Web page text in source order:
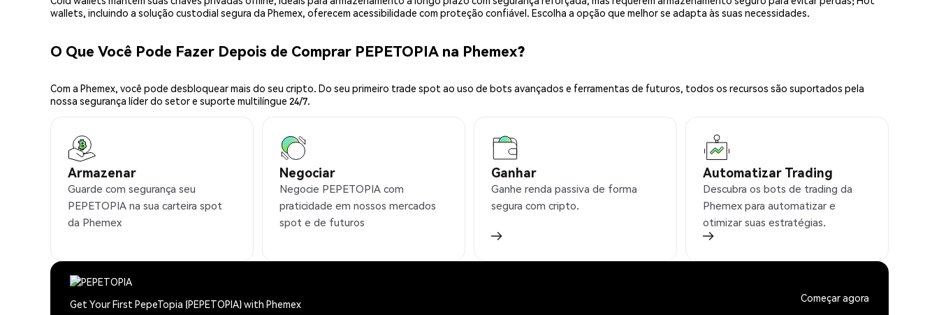
wallets, incluindo a solução custodial segura da Phemex, oferecem acessibilidade com proteção confiável. Escolha a opção que melhor se adapta às suas necessidades.
O Que Você Pode Fazer Depois de Comprar PEPETOPIA na Phemex?
Com a Phemex, você pode desbloquear mais do seu cripto. Do seu primeiro trade spot ao uso de bots avançados e ferramentas de futuros, todos os recursos são suportados pela
nossa segurança líder do setor e suporte multilíngue 24/7.
Armazenar
Guarde com segurança seu
PEPETOPIA na sua carteira spot
da Phemex
Negociar
Negocie PEPETOPIA com
praticidade em nossos mercados
spot e de futuros
Ganhar
Ganhe renda passiva de forma
segura com cripto.
Automatizar Trading
Descubra os bots de trading da
Phemex para automatizar e
otimizar suas estratégias.
Get Your First PepeTopia (PEPETOPIA) with Phemex Começar agora